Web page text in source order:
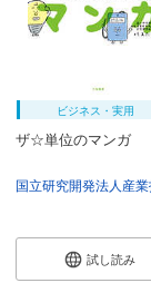
ビジネス・実用
ザ☆単位のマンガ
試し読み